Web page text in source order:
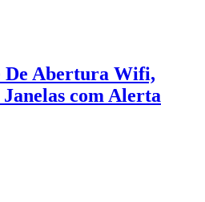
De Abertura Wifi,
com Alerta